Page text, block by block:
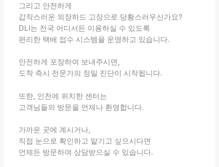
그리고 안전하게
갑작스러운 외장하드 고장으로 당황스러우신가요?
DLI는 전국 어디서든 이용하실 수 있도록
편리한 택배 접수 시스템을 운영하고 있습니다.
안전하게 포장하여 보내주시면,
도착 즉시 전문가의 정밀 진단이 시작됩니다.
또한, 인천에 위치한 센터는
고객님들의 방문을 언제나 환영합니다.
가까운 곳에 계시거나,
직접 눈으로 확인하고 맡기고 싶으시다면
언제든 방문하여 상담받으실 수 있습니다.